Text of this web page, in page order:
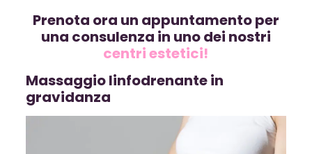
Prenota ora un appuntamento per
una consulenza in uno dei nostri
centri estetici!
Massaggio linfodrenante in
gravidanza